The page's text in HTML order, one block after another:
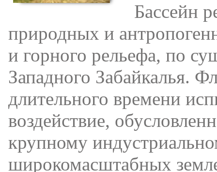
Бассейн
природных и
и горного рельефа, по
Западного Забайкалья.
длительного времени
воздействие,
крупному
широкомасштабных